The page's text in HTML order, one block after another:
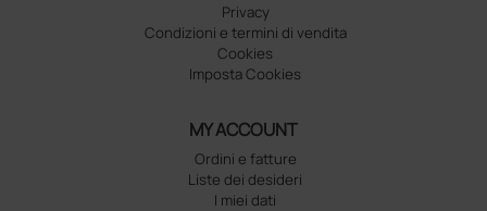
Privacy
Condizioni e termini di vendita
Cookies
Imposta Cookies
MY ACCOUNT
Ordini e fatture
Liste dei desideri
I miei dati